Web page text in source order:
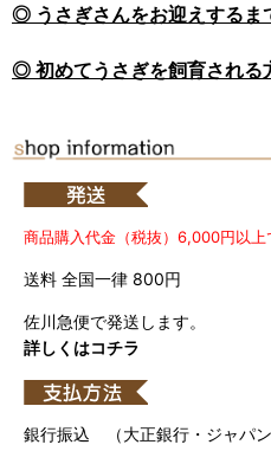
◎ うさぎさんをお迎えするま
◎ 初めてうさぎを飼育される
商品購入代金（税抜）6,000円以上
送料 全国一律 800円
佐川急便で発送します。
詳しくはコチラ
銀行振込 （大正銀行・ジャパン